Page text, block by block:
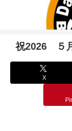
祝2026 ５
X